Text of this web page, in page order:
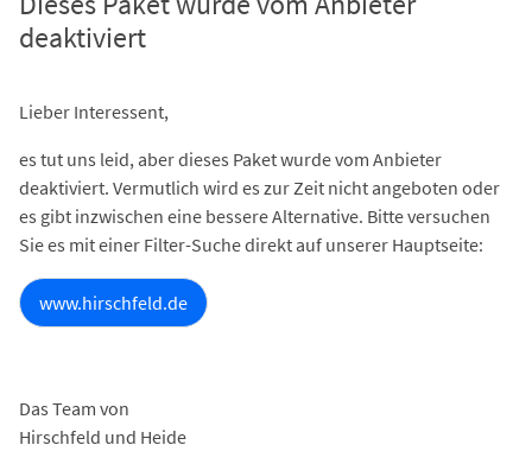
deaktiviert
Lieber Interessent,
es tut uns leid, aber dieses Paket wurde vom Anbieter
deaktiviert. Vermutlich wird es zur Zeit nicht angeboten oder
es gibt inzwischen eine bessere Alternative. Bitte versuchen
Sie es mit einer Filter-Suche direkt auf unserer Hauptseite:
www.hirschfeld.de
Das Team von
Hirschfeld und Heide